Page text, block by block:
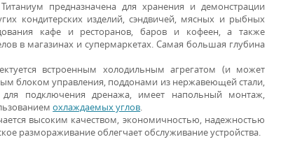
предназначена для хранения и демонстрации
кондитерских изделий, сэндвичей, мясных и рыбных
кафе и ресторанов, баров и кофеен, а также
в магазинах и супермаркетах. Самая большая глубина
встроенным холодильным агрегатом (и может
блоком управления, поддонами из нержавеющей стали,
подключения дренажа, имеет напольный монтаж,
охлаждаемых углов.
высоким качеством, экономичностью, надежностью
размораживание облегчает обслуживание устройства.